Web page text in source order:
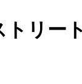
トリー